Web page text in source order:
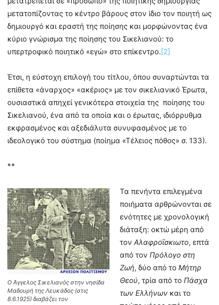
μετατοπίζοντας το κέντρο βάρους στον ίδιο τον ποιητή ως
δημιουργό και εραστή της ποίησης και μορφώνοντας ένα
κύριο γνώρισμα της ποίησης του Σικελιανού: το
υπερτροφικό ποιητικό «εγώ» στο επίκεντρο. [2]
Έτσι, η εύστοχη επιλογή του τίτλου, όπου συναρτώνται τα
επίθετα «άναρχος» «ακέριος» με τον σικελιανικό Έρωτα,
ουσιαστικά απηχεί γενικότερα στοιχεία της ποίησης του
Σικελιανού, ένα από τα οποία και ο έρωτας, ιδιόρρυθμα
εκφρασμένος και αξεδιάλυτα συνυφασμένος με το
ιδεολογικό του σύστημα (ποίημα «Τέλειος πόθος» σ. 133).
**
Ο Άγγελος Σικελιανός στην νησίδα
Μαδουρή της Λευκάδος (στις
8.6.1925) διαβάζει τον
Τα πενήντα επιλεγμένα
ποιήματα αρθρώνονται σε
ενότητες με χρονολογική
διάταξη: οκτώ μέρη από
τον Αλαφροΐσκιωτο, επτά
από τον Πρόλογο στη
Ζωή, δύο από το Μήτηρ
Θεού, τρία από το Πάσχα
των Ελλήνων και το